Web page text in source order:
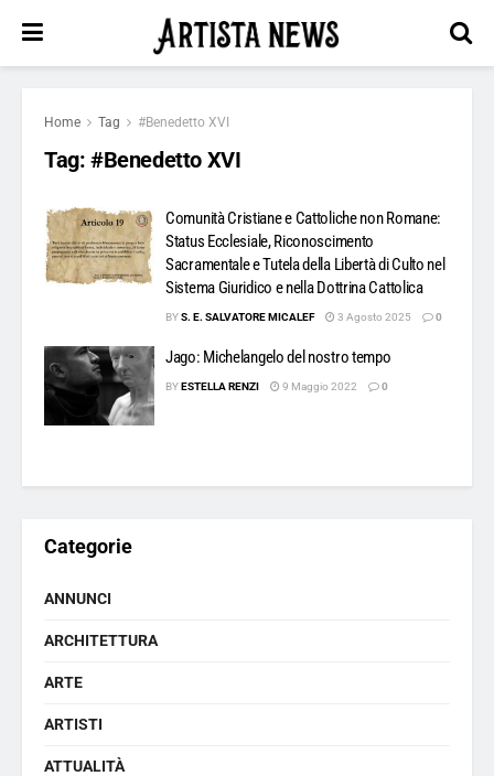
Home Tag #Benedetto XVI
Tag: #Benedetto XVI
Comunità Cristiane e Cattoliche non Romane:
Status Ecclesiale, Riconoscimento
Sacramentale e Tutela della Libertà di Culto nel
Sistema Giuridico e nella Dottrina Cattolica
BYS. E. SALVATORE MICALEF 3 Agosto 2025 0
Jago: Michelangelo del nostro tempo
BYESTELLA RENZI 9 Maggio 2022 0
Categorie
ANNUNCI
ARCHITETTURA
ARTE
ARTISTI
ATTUALITÀ